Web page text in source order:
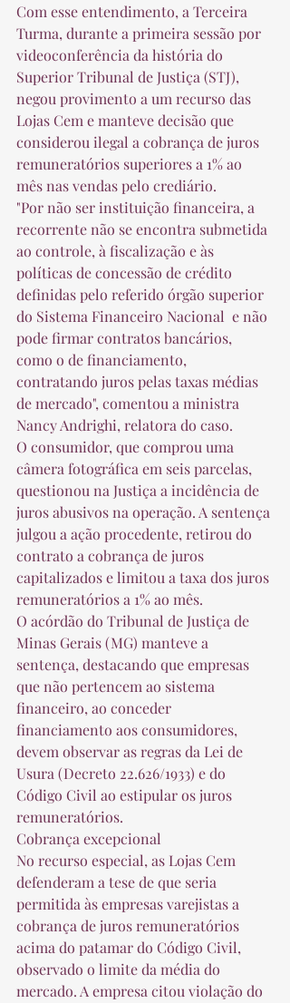
Com esse entendimento, a Terceira
Turma, durante a primeira sessão por
videoconferência da história do
Superior Tribunal de Justiça (STJ),
negou provimento a um recurso das
Lojas Cem e manteve decisão que
considerou ilegal a cobrança de juros
remuneratórios superiores a 1% ao
mês nas vendas pelo crediário.
"Por não ser instituição financeira, a
recorrente não se encontra submetida
ao controle, à fiscalização e às
políticas de concessão de crédito
definidas pelo referido órgão superior
do Sistema Financeiro Nacional  e não
pode firmar contratos bancários,
como o de financiamento,
contratando juros pelas taxas médias
de mercado", comentou a ministra
Nancy Andrighi, relatora do caso.
O consumidor, que comprou uma
câmera fotográfica em seis parcelas,
questionou na Justiça a incidência de
juros abusivos na operação. A sentença
julgou a ação procedente, retirou do
contrato a cobrança de juros
capitalizados e limitou a taxa dos juros
remuneratórios a 1% ao mês.
O acórdão do Tribunal de Justiça de
Minas Gerais (MG) manteve a
sentença, destacando que empresas
que não pertencem ao sistema
financeiro, ao conceder
financiamento aos consumidores,
devem observar as regras da Lei de
Usura (Decreto 22.626/1933) e do
Código Civil ao estipular os juros
remuneratórios.
Cobrança excepcional
No recurso especial, as Lojas Cem
defenderam a tese de que seria
permitida às empresas varejistas a
cobrança de juros remuneratórios
acima do patamar do Código Civil,
observado o limite da média do
mercado. A empresa citou violação do